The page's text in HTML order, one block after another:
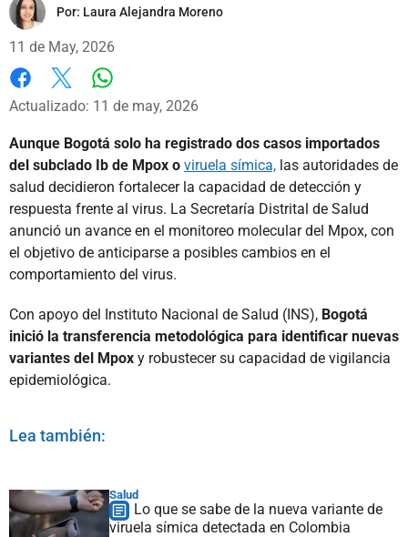
Por: Laura Alejandra Moreno
11 de May, 2026
Facebook
X
Actualizado: 11 de may, 2026
Aunque Bogotá solo ha registrado dos casos importados
del subclado Ib de Mpox o viruela símica, las autoridades de
salud decidieron fortalecer la capacidad de detección y
respuesta frente al virus. La Secretaría Distrital de Salud
anunció un avance en el monitoreo molecular del Mpox, con
el objetivo de anticiparse a posibles cambios en el
comportamiento del virus.
Con apoyo del Instituto Nacional de Salud (INS), Bogotá
inició la transferencia metodológica para identificar nuevas
variantes del Mpox y robustecer su capacidad de vigilancia
epidemiológica.
Lea también:
Salud
Lo que se sabe de la nueva variante de
viruela símica detectada en Colombia